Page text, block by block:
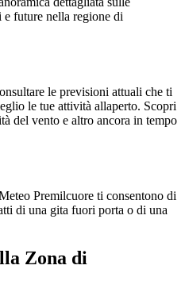
future nella regione di
le previsioni attuali che ti
le tue attività allaperto. Scopri
del vento e altro ancora in tempo
Premilcuore ti consentono di
di una gita fuori porta o di una
Zona di